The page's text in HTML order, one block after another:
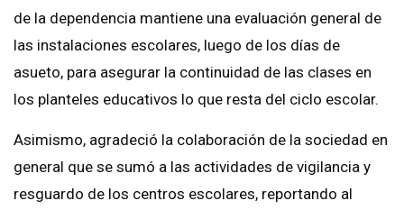
de la dependencia mantiene una evaluación general de
las instalaciones escolares, luego de los días de
asueto, para asegurar la continuidad de las clases en
los planteles educativos lo que resta del ciclo escolar.
Asimismo, agradeció la colaboración de la sociedad en
general que se sumó a las actividades de vigilancia y
resguardo de los centros escolares, reportando al